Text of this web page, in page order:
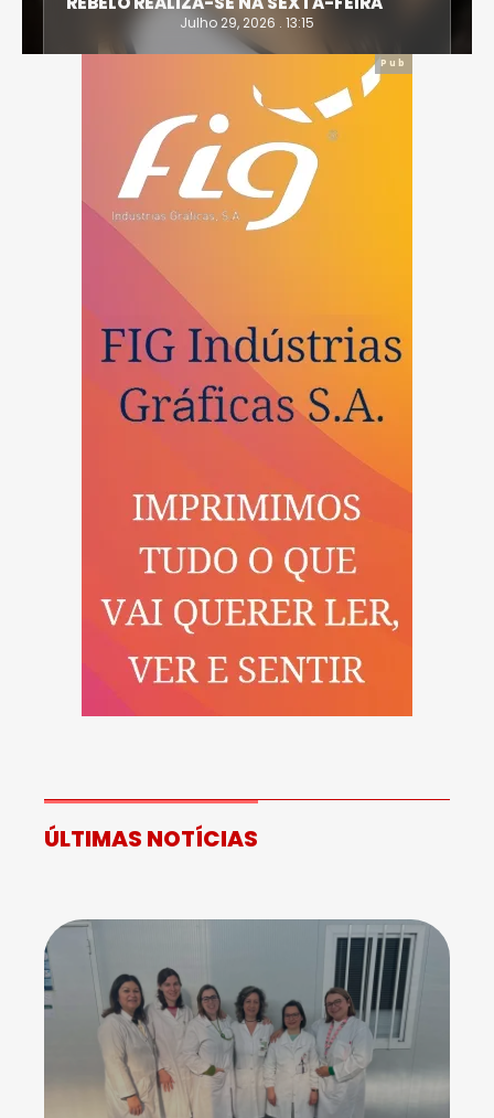
Julho 29, 2026 . 13:15
Pub
ÚLTIMAS NOTÍCIAS